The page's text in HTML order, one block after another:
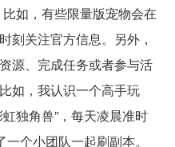
如，有些限量版宠物会在
刻关注官方信息。另外，
源、完成任务或者参与活
如，我认识一个高手玩
独角兽”，每天凌晨准时
个小团队一起刷副本。